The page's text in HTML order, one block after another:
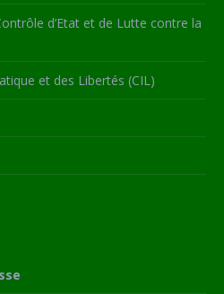
d’Etat et de Lutte contre la
et des Libertés (CIL)